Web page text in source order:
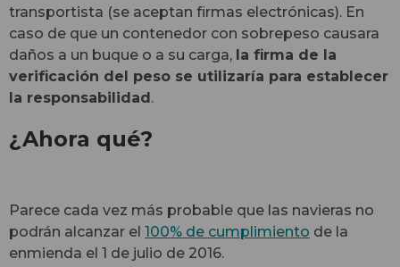
transportista (se aceptan firmas electrónicas). En
caso de que un contenedor con sobrepeso causara
daños a un buque o a su carga, la firma de la
verificación del peso se utilizaría para establecer
la responsabilidad.
¿Ahora qué?
Parece cada vez más probable que las navieras no
podrán alcanzar el 100% de cumplimiento de la
enmienda el 1 de julio de 2016.